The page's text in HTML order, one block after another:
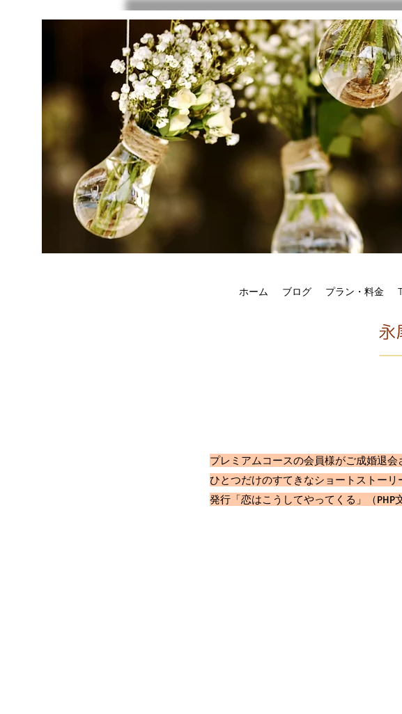
ホーム ブログ プラン・料金
プレミアムコースの会員様がご成婚退
ひとつだけのすてきなショートストー
発行「恋はこうしてやってくる」（PHP